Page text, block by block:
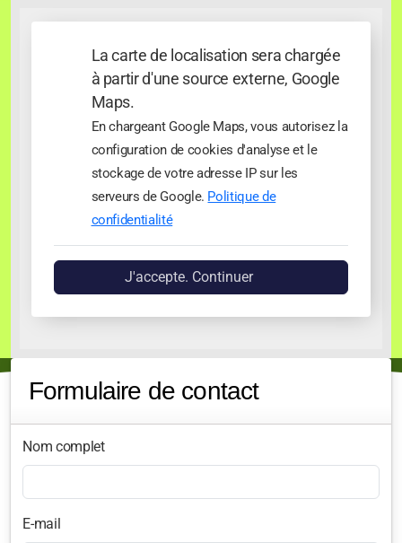
La carte de localisation sera chargée
à partir d'une source externe, Google
Maps.
En chargeant Google Maps, vous autorisez la
configuration de cookies d'analyse et le
stockage de votre adresse IP sur les
serveurs de Google. Politique de
confidentialité
J'accepte. Continuer
Formulaire de contact
Nom complet
E-mail